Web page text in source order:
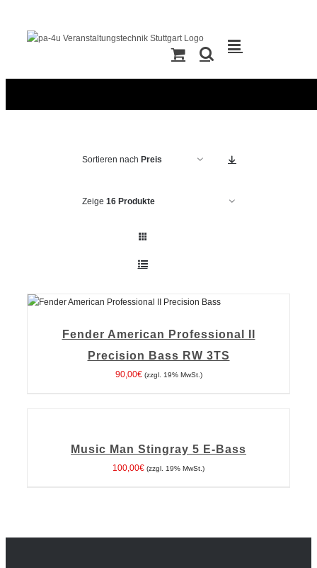
springen
Sortieren nach Preis
Zeige 16 Produkte
Fender American Professional II
Precision Bass RW 3TS
90,00€ (zzgl. 19% MwSt.)
Music Man Stingray 5 E-Bass
100,00€ (zzgl. 19% MwSt.)